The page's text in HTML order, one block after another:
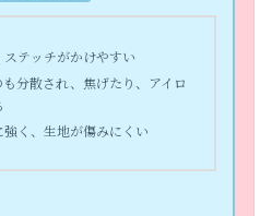
テッチがかけやすい
分散され、焦げたり、アイロ
く、生地が傷みにくい